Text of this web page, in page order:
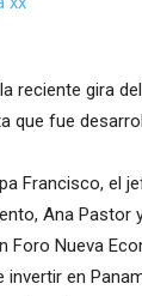
reciente gira
que fue
Francisco, el
Ana
Foro Nueva
en